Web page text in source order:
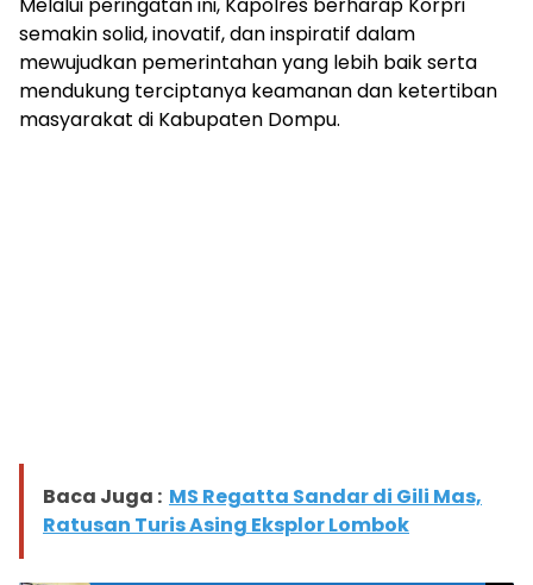
Melalui peringatan ini, Kapolres berharap Korpri
semakin solid, inovatif, dan inspiratif dalam
mewujudkan pemerintahan yang lebih baik serta
mendukung terciptanya keamanan dan ketertiban
masyarakat di Kabupaten Dompu.
Baca Juga : MS Regatta Sandar di Gili Mas,
Ratusan Turis Asing Eksplor Lombok